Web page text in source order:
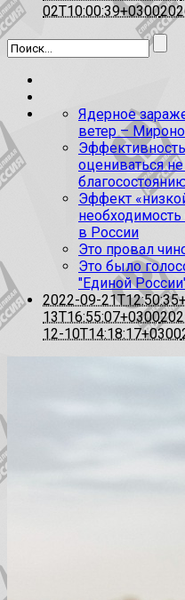
02T10:00:39+0300
Ядерное
ветер –
оцениваться
Эффект
в России
Это провал
Это было
"Единой
2022-09-
13T16:55:07+0300
12-10T14:18:17+0300